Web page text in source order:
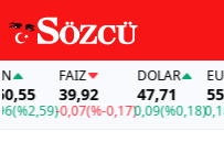
39,92
-0,07(%-0,17)
DOLAR
47,71
0,09(%0,18)
EURO
55,19
0,18